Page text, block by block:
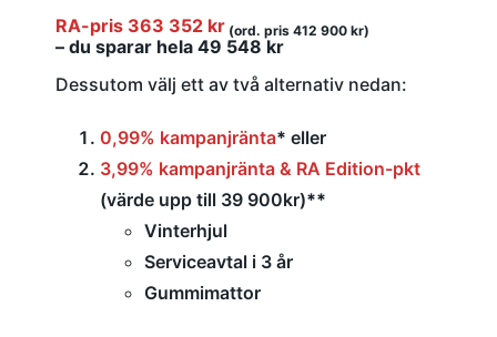
RA-pris 363 352 kr (ord. pris 412 900 kr)
– du sparar hela 49 548 kr
Dessutom välj ett av två alternativ nedan:
0,99% kampanjränta* eller
3,99% kampanjränta & RA Edition-pkt
(värde upp till 39 900kr)**
Vinterhjul
Serviceavtal i 3 år
Gummimattor